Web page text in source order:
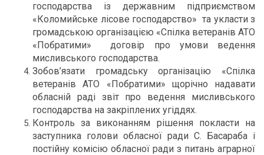
господарства із державним підприємством
«Коломийське лісове господарство» та укласти з
громадською організацією «Спілка ветеранів АТО
«Побратими» договір про умови ведення
мисливського господарства.
Зобов’язати громадську організацію «Спілка
ветеранів АТО «Побратими» щорічно надавати
обласній раді звіт про ведення мисливського
господарства на закріплених угіддях.
Контроль за виконанням рішення покласти на
заступника голови обласної ради С. Басараба і
постійну комісію обласної ради з питань аграрної